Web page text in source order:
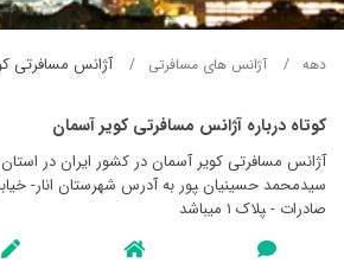
دهه آژانس های مسافرتی آژانس مسافرتی
کوتاه درباره آژانس مسافرتی کوير آسمان
آژانس مسافرتی کوير آسمان در کشور ایران در
سیدمحمد حسینیان ‍‍پور به آدرس شهرستان انار-
صادرات - ‍‍‍پلاک ۱ میباشد